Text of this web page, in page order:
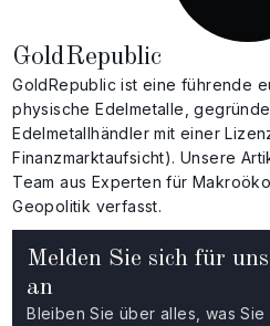
Melden Sie sich für
an
Bleiben Sie über alles, was
GoldRepublic
GoldRepublic ist eine führende
physische Edelmetalle,
Edelmetallhändler mit einer
Finanzmarktaufsicht). Unsere
Team aus Experten für
Geopolitik verfasst.